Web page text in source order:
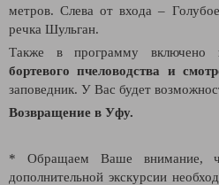
метров. Слева от входа –
речка Шульган.
Также в программу включено
бортевого пчеловодства и
заповедник. У Вас будет
Возвращение в Уфу.
* Обращаем Ваше внимание,
дополнительной экскурсии